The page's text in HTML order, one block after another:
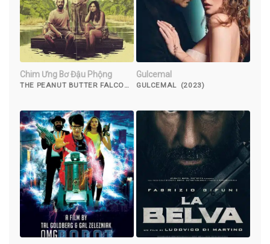
Chim Ưng Bơ Đậu Phộng
THE PEANUT BUTTER FALCON
Gulcemal
GULCEMAL (2023)